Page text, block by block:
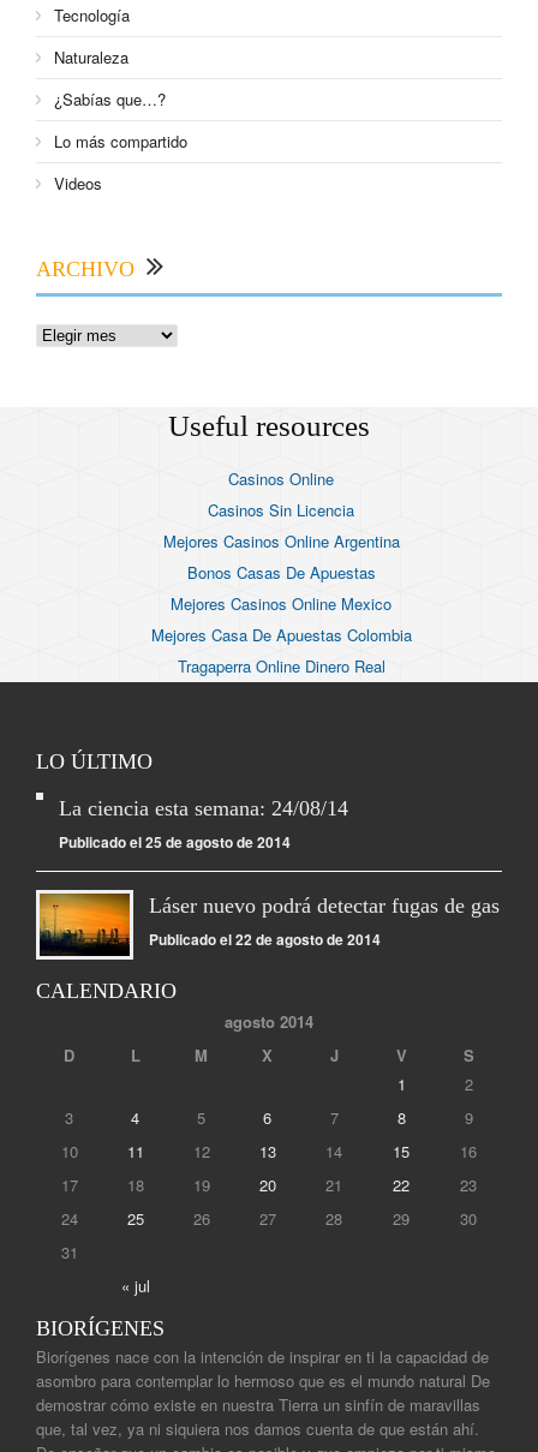
Tecnología
Naturaleza
¿Sabías que…?
Lo más compartido
Videos
ARCHIVO
Useful resources
Casinos Online
Casinos Sin Licencia
Mejores Casinos Online Argentina
Bonos Casas De Apuestas
Mejores Casinos Online Mexico
Mejores Casa De Apuestas Colombia
Tragaperra Online Dinero Real
LO ÚLTIMO
La ciencia esta semana: 24/08/14
Publicado el 25 de agosto de 2014
Láser nuevo podrá detectar fugas de gas
Publicado el 22 de agosto de 2014
CALENDARIO
agosto 2014
D
L M X J V S
« jul
1
2
3
4 5 6 7 8
9
10
11 12 13 14 15
16
17
18 19 20 21 22
23
24
25 26 27 28 29
30
31
BIORÍGENES
Biorígenes nace con la intención de inspirar en ti la capacidad de
asombro para contemplar lo hermoso que es el mundo natural De
demostrar cómo existe en nuestra Tierra un sinfín de maravillas
que, tal vez, ya ni siquiera nos damos cuenta de que están ahí.